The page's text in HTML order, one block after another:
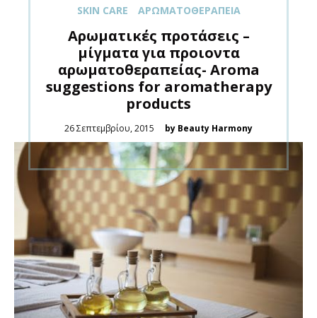
SKIN CARE ΑΡΩΜΑΤΟΘΕΡΑΠΕΊΑ
Αρωματικές προτάσεις –
μίγματα για προιοντα
αρωματοθεραπείας- Aroma
suggestions for aromatherapy
products
Posted
26 Σεπτεμβρίου, 2015 by Beauty Harmony